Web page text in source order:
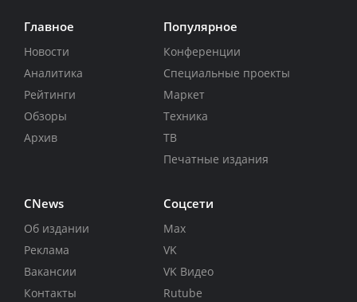
Главное
Новости
Аналитика
Рейтинги
Обзоры
Архив
Популярное
Конференции
Специальные проекты
Маркет
Техника
ТВ
Печатные издания
CNews
Об издании
Реклама
Вакансии
Контакты
Соцсети
Max
VK
VK Видео
Rutube